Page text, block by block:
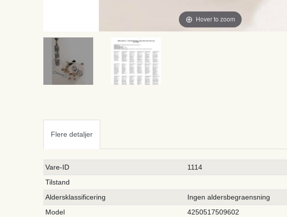
Hover to zoom
Flere detaljer
Ceres::Template.singleItemTechnicalDataAttribute
Ceres::Template.singleItemTechnicalDataValue
Vare-ID
1114
Tilstand
Aldersklassificering
Ingen aldersbegraensning
Model
4250517509602